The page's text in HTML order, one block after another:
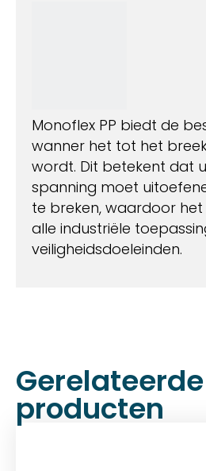
Monoflex PP biedt de
wanner het tot het
wordt. Dit betekent dat
spanning moet
te breken, waardoor
alle industriële
veiligheidsdoeleinden.
Gerelateerde
producten